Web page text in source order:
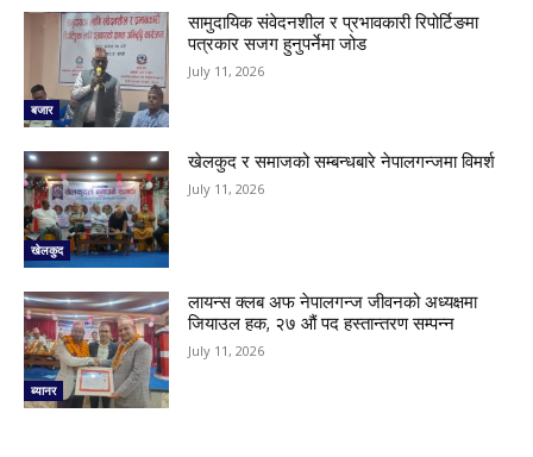
बजार
सामुदायिक संवेदनशील र प्रभावकारी रिपोर्टिङमा
पत्रकार सजग हुनुपर्नेमा जोड
July 11, 2026
खेलकुद
खेलकुद र समाजको सम्बन्धबारे नेपालगन्जमा विमर्श
July 11, 2026
ब्यानर
लायन्स क्लब अफ नेपालगन्ज जीवनको अध्यक्षमा
जियाउल हक, २७ औं पद हस्तान्तरण सम्पन्न
July 11, 2026